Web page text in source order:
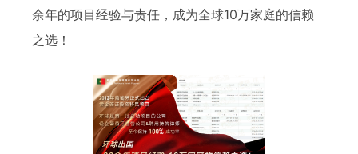
余年的项目经验与责任，成为全球10万家庭的信赖
之选！